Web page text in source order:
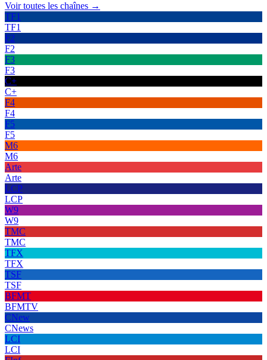
Voir toutes les chaînes →
TF1
TF1
F2
F2
F3
F3
C+
C+
F4
F4
F5
F5
M6
M6
Arte
Arte
LCP
LCP
W9
W9
TMC
TMC
TFX
TFX
TSF
TSF
BFMT
BFMTV
CNew
CNews
LCI
LCI